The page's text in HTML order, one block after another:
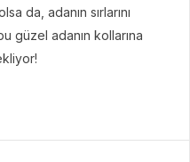
da, adanın sırlarını
güzel adanın kollarına